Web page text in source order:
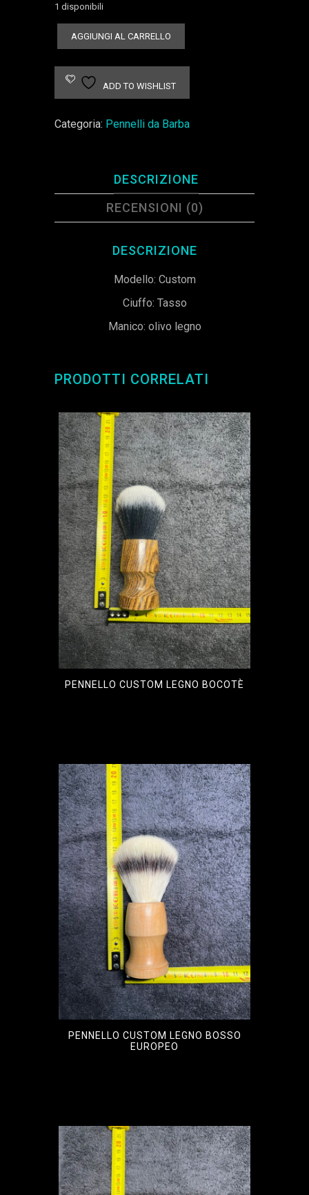
1 disponibili
PENNELLO
CUSTOM
olivo
quantità
AGGIUNGI AL CARRELLO
ADD TO WISHLIST
Categoria: Pennelli da Barba
DESCRIZIONE
RECENSIONI (0)
DESCRIZIONE
Modello: Custom
Ciuffo: Tasso
Manico: olivo legno
PRODOTTI CORRELATI
PENNELLO CUSTOM LEGNO BOCOTÈ
PENNELLO CUSTOM LEGNO BOSSO
EUROPEO